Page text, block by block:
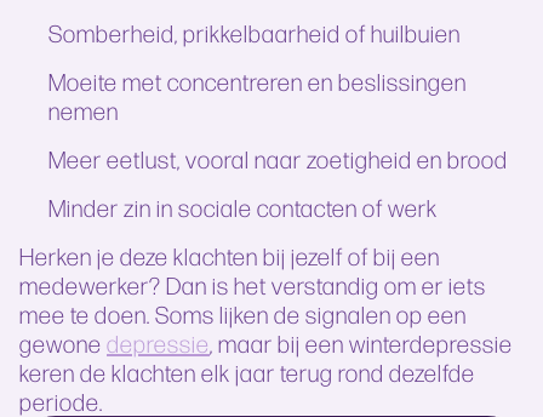
Somberheid, prikkelbaarheid of huilbuien
Moeite met concentreren en beslissingen
nemen
Meer eetlust, vooral naar zoetigheid en brood
Minder zin in sociale contacten of werk
Herken je deze klachten bij jezelf of bij een
medewerker? Dan is het verstandig om er iets
mee te doen. Soms lijken de signalen op een
gewone depressie, maar bij een winterdepressie
keren de klachten elk jaar terug rond dezelfde
periode.